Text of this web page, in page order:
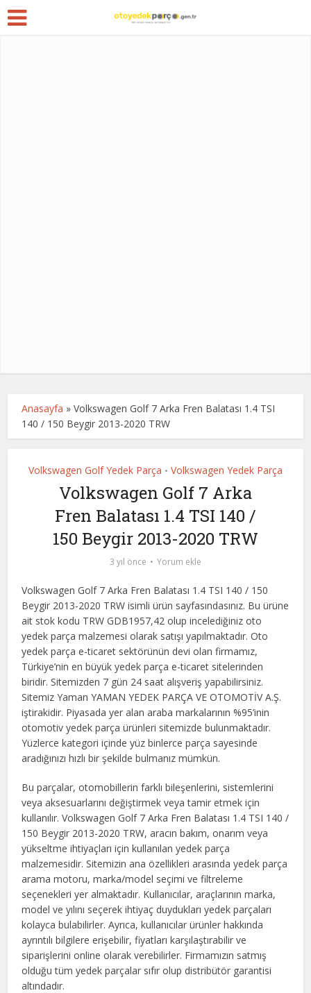
Anasayfa »Volkswagen Golf 7 Arka Fren Balatası 1.4 TSI
140 / 150 Beygir 2013-2020 TRW
Volkswagen Golf Yedek Parça • Volkswagen Yedek Parça
Volkswagen Golf 7 Arka
Fren Balatası 1.4 TSI 140 /
150 Beygir 2013-2020 TRW
3 yıl önce Yorum ekle
Volkswagen Golf 7 Arka Fren Balatası 1.4 TSI 140 / 150
Beygir 2013-2020 TRW isimli ürün sayfasındasınız. Bu ürüne
ait stok kodu TRW GDB1957,42 olup incelediğiniz oto
yedek parça malzemesi olarak satışı yapılmaktadır. Oto
yedek parça e-ticaret sektörünün devi olan firmamız,
Türkiye’nin en büyük yedek parça e-ticaret sitelerinden
biridir. Sitemizden 7 gün 24 saat alışveriş yapabilirsiniz.
Sitemiz Yaman YAMAN YEDEK PARÇA VE OTOMOTİV A.Ş.
iştirakidir. Piyasada yer alan araba markalarının %95’inin
otomotiv yedek parça ürünleri sitemizde bulunmaktadır.
Yüzlerce kategori içinde yüz binlerce parça sayesinde
aradığınızı hızlı bir şekilde bulmanız mümkün.
Bu parçalar, otomobillerin farklı bileşenlerini, sistemlerini
veya aksesuarlarını değiştirmek veya tamir etmek için
kullanılır. Volkswagen Golf 7 Arka Fren Balatası 1.4 TSI 140 /
150 Beygir 2013-2020 TRW, aracın bakım, onarım veya
yükseltme ihtiyaçları için kullanılan yedek parça
malzemesidir. Sitemizin ana özellikleri arasında yedek parça
arama motoru, marka/model seçimi ve filtreleme
seçenekleri yer almaktadır. Kullanıcılar, araçlarının marka,
model ve yılını seçerek ihtiyaç duydukları yedek parçaları
kolayca bulabilirler. Ayrıca, kullanıcılar ürünler hakkında
ayrıntılı bilgilere erişebilir, fiyatları karşılaştırabilir ve
siparişlerini online olarak verebilirler. Firmamızın satmış
olduğu tüm yedek parçalar sıfır olup distribütör garantisi
altındadır.